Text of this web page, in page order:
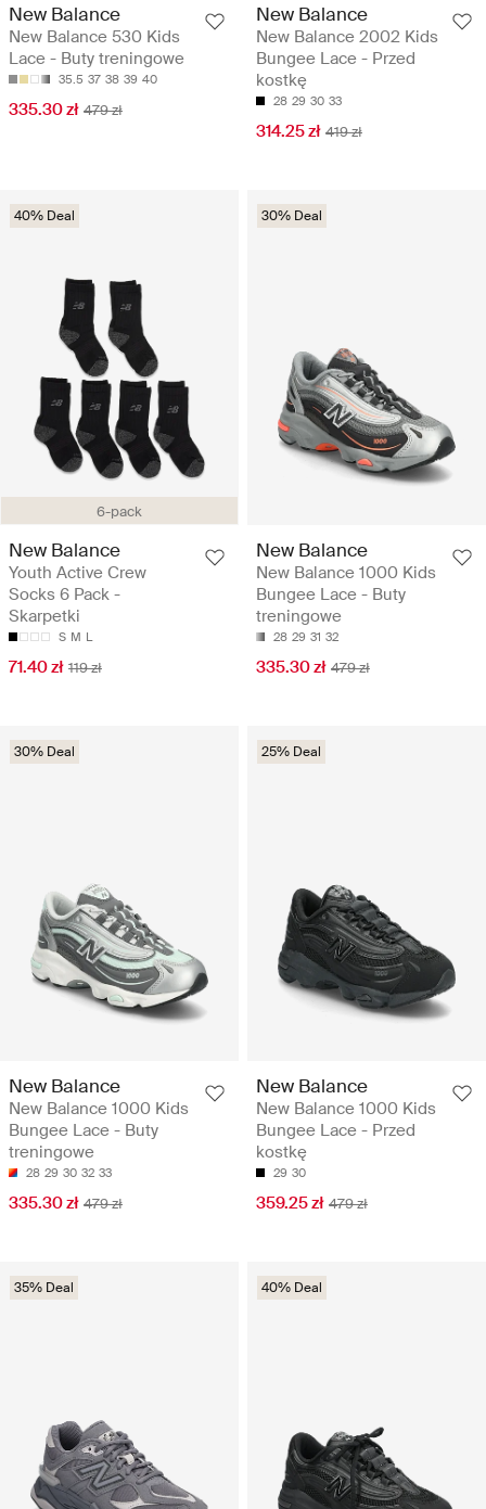
New Balance
New Balance 530 Kids
Lace - Buty treningowe
35.5 37 38 39 40
335.30 zł 479 zł
New Balance
New Balance 2002 Kids
Bungee Lace - Przed
kostkę
28 29 30 33
314.25 zł 419 zł
6-pack
40% Deal
New Balance
Youth Active Crew
Socks 6 Pack -
Skarpetki
S M L
71.40 zł 119 zł
30% Deal
New Balance
New Balance 1000 Kids
Bungee Lace - Buty
treningowe
28 29 31 32
335.30 zł 479 zł
30% Deal
New Balance
New Balance 1000 Kids
Bungee Lace - Buty
treningowe
28 29 30 32 33
335.30 zł 479 zł
25% Deal
New Balance
New Balance 1000 Kids
Bungee Lace - Przed
kostkę
29 30
359.25 zł 479 zł
35% Deal 40% Deal